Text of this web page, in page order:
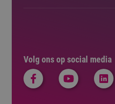
Volg ons op social media